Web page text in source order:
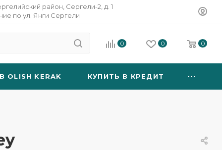
район, Сергели-2, д. 1
по ул. Янги Сергели
0 0 0
OLISH KERAK КУПИТЬ В КРЕДИТ